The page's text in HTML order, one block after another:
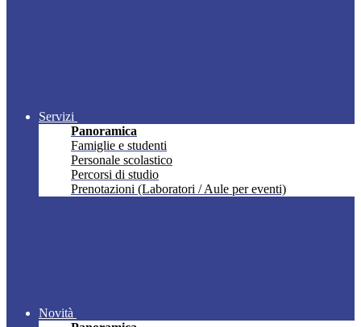
Servizi
Panoramica
Famiglie e studenti
Personale scolastico
Percorsi di studio
Prenotazioni (Laboratori / Aule per eventi)
Novità